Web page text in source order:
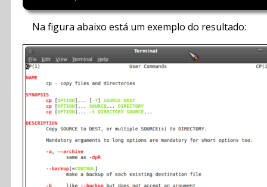
Na figura abaixo está um exemplo do resultado: